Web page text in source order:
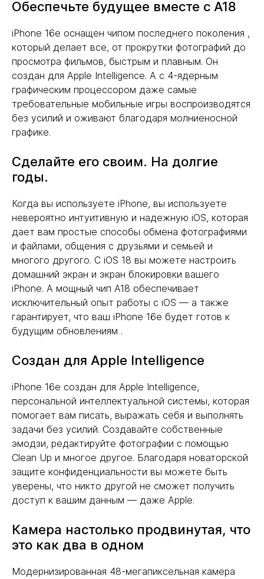
Обеспечьте будущее вместе с A18
iPhone 16e оснащен чипом последнего поколения ,
который делает все, от прокрутки фотографий до
просмотра фильмов, быстрым и плавным. Он
создан для Apple Intelligence. А с 4-ядерным
графическим процессором даже самые
требовательные мобильные игры воспроизводятся
без усилий и оживают благодаря молниеносной
графике.
Сделайте его своим. На долгие
годы.
Когда вы используете iPhone, вы используете
невероятно интуитивную и надежную iOS, которая
дает вам простые способы обмена фотографиями
и файлами, общения с друзьями и семьей и
многого другого. С iOS 18 вы можете настроить
домашний экран и экран блокировки вашего
iPhone. А мощный чип A18 обеспечивает
исключительный опыт работы с iOS — а также
гарантирует, что ваш iPhone 16e будет готов к
будущим обновлениям .
Создан для Apple Intelligence
iPhone 16e создан для Apple Intelligence,
персональной интеллектуальной системы, которая
помогает вам писать, выражать себя и выполнять
задачи без усилий. Создавайте собственные
эмодзи, редактируйте фотографии с помощью
Clean Up и многое другое. Благодаря новаторской
защите конфиденциальности вы можете быть
уверены, что никто другой не сможет получить
доступ к вашим данным — даже Apple.
Камера настолько продвинутая, что
это как два в одном
Модернизированная 48-мегапиксельная камера